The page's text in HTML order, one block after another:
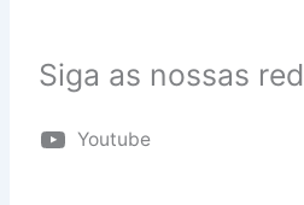
Siga as nossas
Youtube